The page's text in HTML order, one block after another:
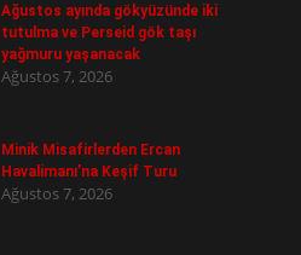
Ağustos ayında gökyüzünde iki
tutulma ve Perseid gök taşı
yağmuru yaşanacak
Ağustos 7, 2026
Minik Misafirlerden Ercan
Havalimanı’na Keşif Turu
Ağustos 7, 2026